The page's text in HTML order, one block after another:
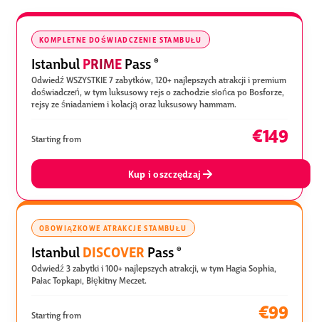
KOMPLETNE DOŚWIADCZENIE STAMBUŁU
IstanbulPRIMEPass ®
Odwiedź WSZYSTKIE 7 zabytków, 120+ najlepszych atrakcji i premium
doświadczeń, w tym luksusowy rejs o zachodzie słońca po Bosforze,
rejsy ze śniadaniem i kolacją oraz luksusowy hammam.
Starting from €149
Kup i oszczędzaj
OBOWIĄZKOWE ATRAKCJE STAMBUŁU
IstanbulDISCOVER Pass ®
Odwiedź 3 zabytki i 100+ najlepszych atrakcji, w tym Hagia Sophia,
Pałac Topkapı, Błękitny Meczet.
Starting from €99